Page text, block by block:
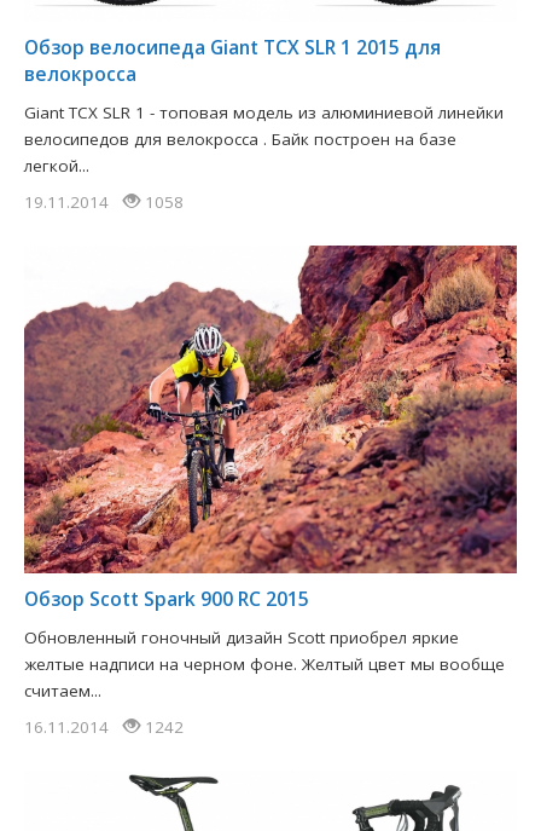
Обзор велосипеда Giant TCX SLR 1 2015 для
велокросса
Giant TCX SLR 1 - топовая модель из алюминиевой линейки
велосипедов для велокросса . Байк построен на базе
легкой...
19.11.2014
1058
Обзор Scott Spark 900 RC 2015
Обновленный гоночный дизайн Scott приобрел яркие
желтые надписи на черном фоне. Желтый цвет мы вообще
считаем...
16.11.2014
1242